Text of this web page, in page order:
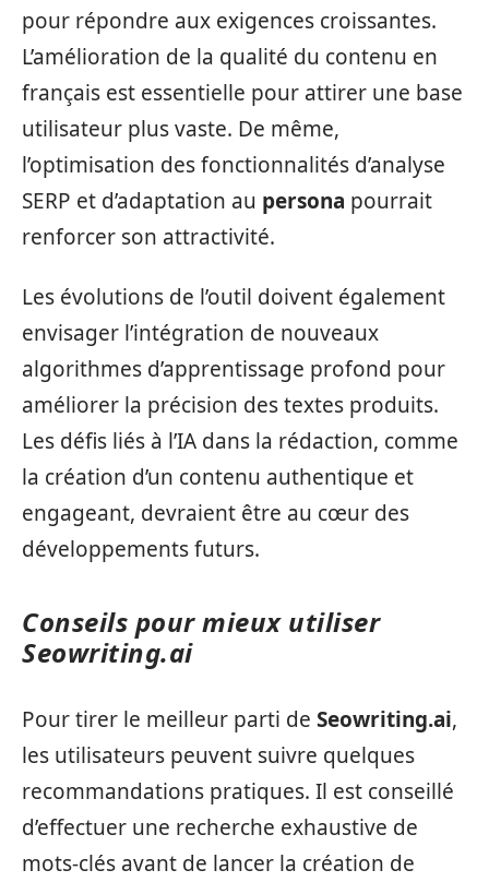
pour répondre aux exigences croissantes.
L’amélioration de la qualité du contenu en
français est essentielle pour attirer une base
utilisateur plus vaste. De même,
l’optimisation des fonctionnalités d’analyse
SERP et d’adaptation au persona pourrait
renforcer son attractivité.
Les évolutions de l’outil doivent également
envisager l’intégration de nouveaux
algorithmes d’apprentissage profond pour
améliorer la précision des textes produits.
Les défis liés à l’IA dans la rédaction, comme
la création d’un contenu authentique et
engageant, devraient être au cœur des
développements futurs.
Conseils pour mieux utiliser
Seowriting.ai
Pour tirer le meilleur parti de Seowriting.ai,
les utilisateurs peuvent suivre quelques
recommandations pratiques. Il est conseillé
d’effectuer une recherche exhaustive de
mots-clés avant de lancer la création de